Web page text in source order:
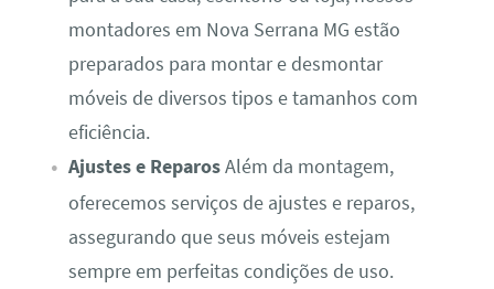
montadores em Nova Serrana MG estão
preparados para montar e desmontar
móveis de diversos tipos e tamanhos com
eficiência.
Ajustes e ReparosAlém da montagem,
oferecemos serviços de ajustes e reparos,
assegurando que seus móveis estejam
sempre em perfeitas condições de uso.